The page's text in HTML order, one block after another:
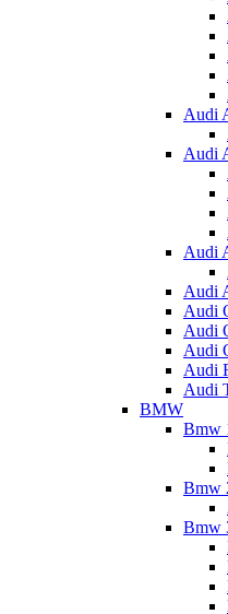
Audi
Audi
Audi
Audi
Audi
Audi
Audi
Audi
Audi
BMW
Bmw
Bmw
Bmw